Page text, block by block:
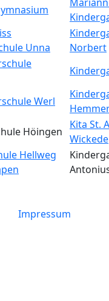
Unna
Norbert
Werl
Höingen
Kita St.
Wickede
Hellweg
Impressum